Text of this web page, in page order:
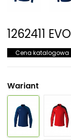
1262411
Cena katalogowa
Wariant